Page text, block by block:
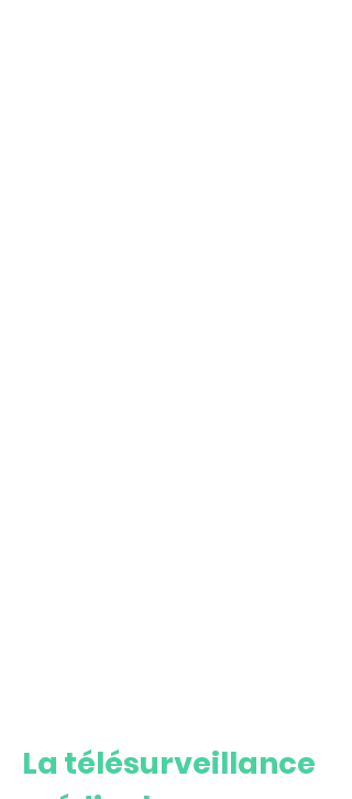
La télésurveillance